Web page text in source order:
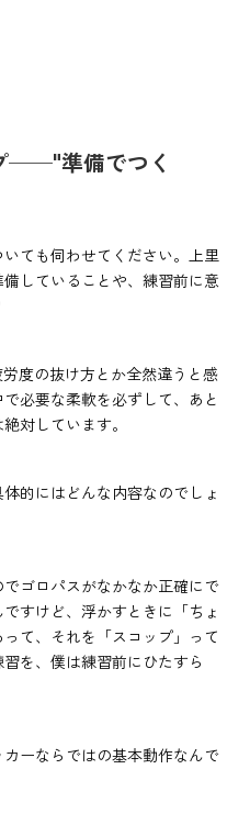
──"準備でつく
ても伺わせてください。上里
していることや、練習前に意
度の抜け方とか全然違うと感
必要な柔軟を必ずして、あと
対しています。
的にはどんな内容なのでしょ
ゴロパスがなかなか正確にで
すけど、浮かすときに「ちょ
て、それを「スコップ」って
を、僕は練習前にひたすら
ーならではの基本動作なんで